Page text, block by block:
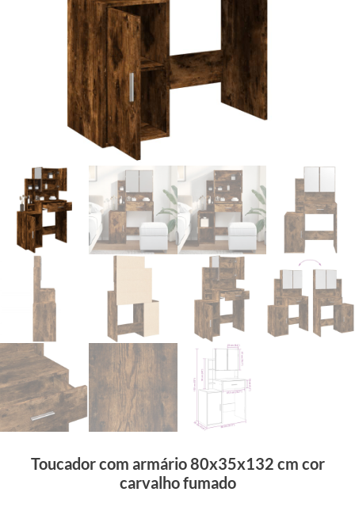
Toucador com armário 80x35x132 cm cor
carvalho fumado